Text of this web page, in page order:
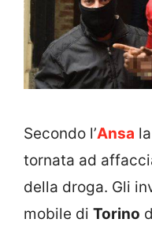
Secondo l’Ansa
tornata ad
della droga. Gli
mobile di Torino